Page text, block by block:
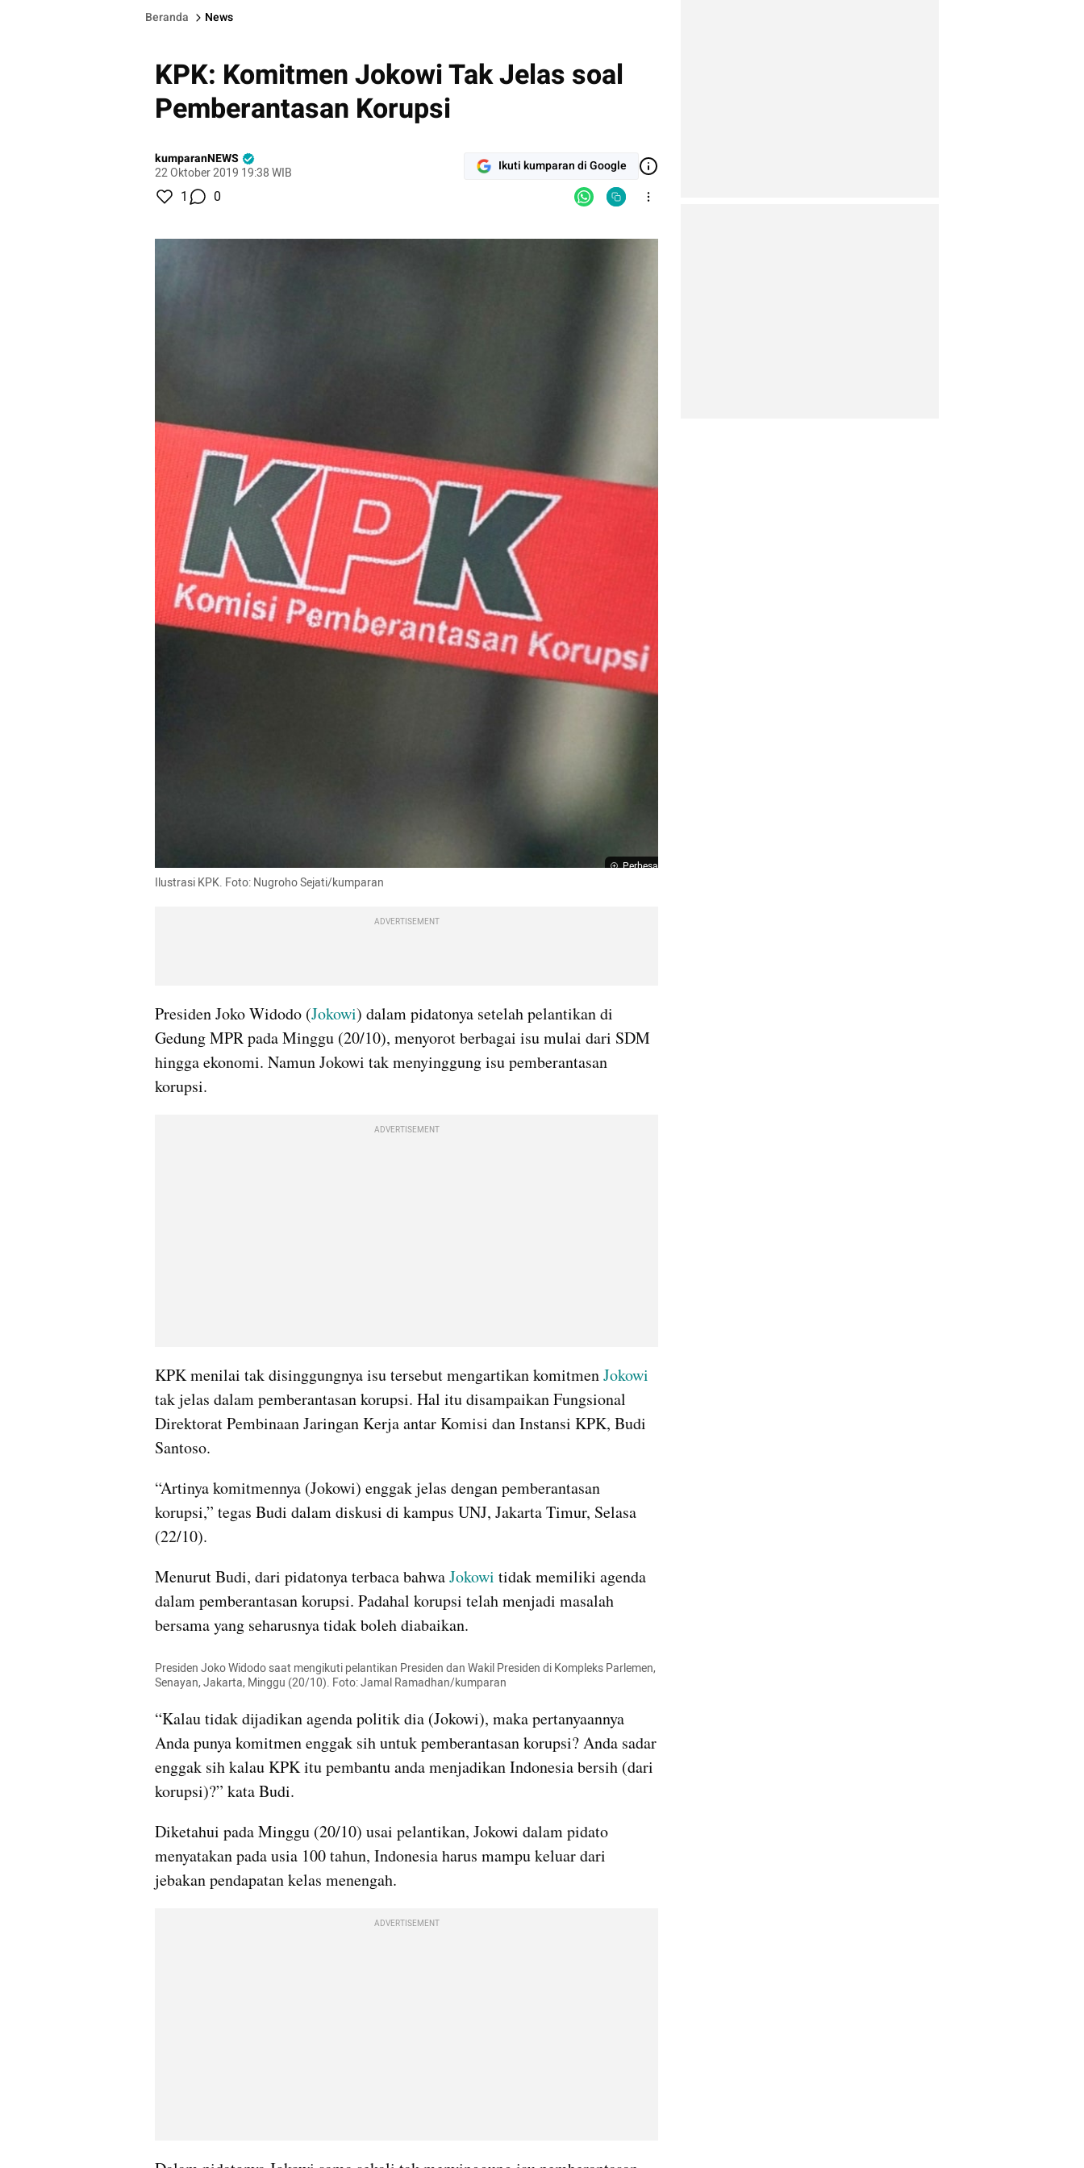
Beranda News
KPK: Komitmen Jokowi Tak Jelas soal
Pemberantasan Korupsi
kumparanNEWS
22 Oktober 2019 19:38 WIB
Ikuti kumparan di Google
1 0
Perbesar
Ilustrasi KPK. Foto: Nugroho Sejati/kumparan
ADVERTISEMENT
Presiden Joko Widodo (Jokowi) dalam pidatonya setelah pelantikan di
Gedung MPR pada Minggu (20/10), menyorot berbagai isu mulai dari SDM
hingga ekonomi. Namun Jokowi tak menyinggung isu pemberantasan
korupsi.
ADVERTISEMENT
KPK menilai tak disinggungnya isu tersebut mengartikan komitmen
tak jelas dalam pemberantasan korupsi. Hal itu disampaikan Fungsional
Direktorat Pembinaan Jaringan Kerja antar Komisi dan Instansi KPK, Budi
Santoso.
“Artinya komitmennya (Jokowi) enggak jelas dengan pemberantasan
korupsi,” tegas Budi dalam diskusi di kampus UNJ, Jakarta Timur, Selasa
(22/10).
Menurut Budi, dari pidatonya terbaca bahwa Jokowi tidak memiliki agenda
dalam pemberantasan korupsi. Padahal korupsi telah menjadi masalah
bersama yang seharusnya tidak boleh diabaikan.
Presiden Joko Widodo saat mengikuti pelantikan Presiden dan Wakil Presiden di Kompleks Parlemen,
Senayan, Jakarta, Minggu (20/10). Foto: Jamal Ramadhan/kumparan
“Kalau tidak dijadikan agenda politik dia (Jokowi), maka pertanyaannya
Anda punya komitmen enggak sih untuk pemberantasan korupsi? Anda sadar
enggak sih kalau KPK itu pembantu anda menjadikan Indonesia bersih (dari
korupsi)?” kata Budi.
Diketahui pada Minggu (20/10) usai pelantikan, Jokowi dalam pidato
menyatakan pada usia 100 tahun, Indonesia harus mampu keluar dari
jebakan pendapatan kelas menengah.
ADVERTISEMENT